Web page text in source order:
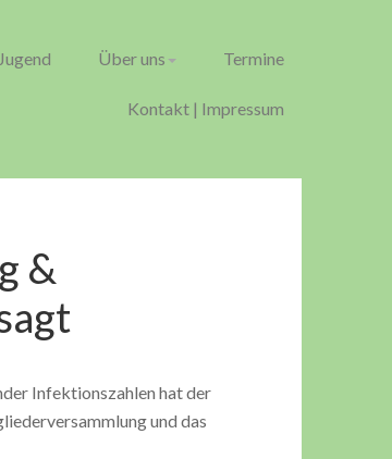
Jugend Über uns Termine
Kontakt | Impressum
&
Infektionszahlen hat der
und das